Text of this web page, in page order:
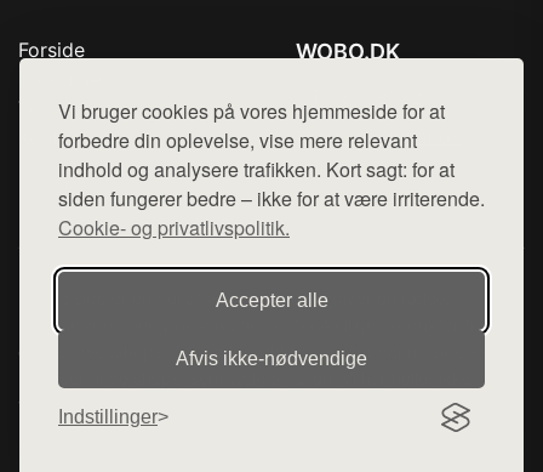
Vi bruger cookies på vores hjemmeside for at
forbedre din oplevelse, vise mere relevant
indhold og analysere trafikken. Kort sagt: for at
siden fungerer bedre – ikke for at være irriterende.
Cookie- og privatlivspolitik.
Accepter alle
Afvis ikke‑nødvendige
Indstillinger
Forside
Top Rabatter
Kontakt
WOBO.DK
Mail: hej@want.dk
Cookie- og privatlivspolitik
Denne side er en del af want.dk, der udgiver en række
hjemmesider med præsentation af forskellige produkter fra
diverse webshops. Der sælges ikke varer fra denne side - vi
henviser til de shops, som sælger varen. Vi har heller ikke
varerne på lager.